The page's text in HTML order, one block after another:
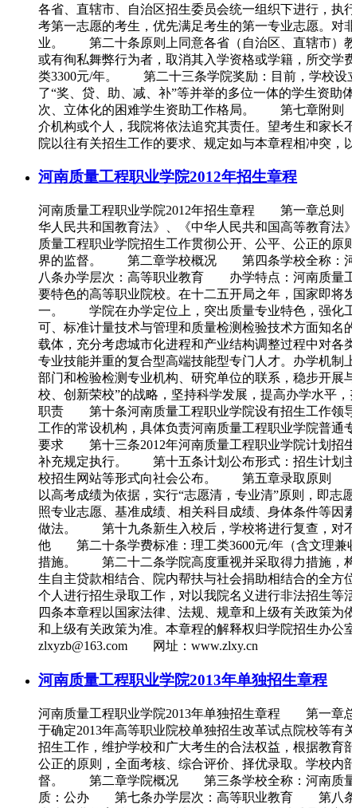
各省、直辖市、自治区招生委员会统一组织下进行，
考第一志愿的考生，优先满足考生的第一专业志愿。
业。 第二十条原则上同意各省（自治区、直辖市）
或有徇私舞弊行为者，取消其入学资格或学籍，所
类3300元/年。 第二十三条学院奖励：目前，学校设
了“奖、贷、助、减、补”等并举的多位一体的学生资
次、立体化的困难学生资助工作格局。 第七章附则
介机构或个人，我院将依法追究其责任。望考生和家
院以往有关招生工作的要求、规定如与本章程相冲突
河南质量工程职业学院2012年招生章程
河南质量工程职业学院2012年招生章程 第一章总则
华人民共和国教育法》、《中华人民共和国高等教
质量工程职业学院招生工作贯彻公开、公平、公正的
界的监督。 第二章学校概况 第四条学校全称：
八条办学层次：高等职业教育 办学特点：河南质量
要特色的高等职业院校。在十二五开局之年，国家即将
一。 学院在办学定位上，突出质量专业特色，强化工
可、标准计量技术与管理和质量检测检验技术方面知
载体，充分考虑城市化进程和产业结构调整过程中对
专业技能并重的复合型高端技能型专门人才。办学机
部门和检验检测专业机构、研究单位的联系，稳步开
校、创新荣校”的战略，坚持科学发展，提高办学水
职责 第十条河南质量工程职业学院设有招生工作领
工作的常设机构，具体负责河南质量工程职业学院
要求 第十三条2012年河南质量工程职业学院计划招
补充规定执行。 第十五条计划公布形式：招生计划主
校招生网站等形式向社会公布。 第五章录取原则
以高考成绩为依据，实行“志愿清，专业清”原则，即
照专业志愿、基准成绩、相关科目成绩、身体条件等
做法。 第十九条新生入校后，学校将进行复查，对
他 第二十条学费标准：理工类3600元/年（含文理兼
措施。 第二十二条学院高度重视并采取得力措施，构
生自主贷款相结合、院内帮扶与社会捐助相结合的
个人进行招生录取工作，对以我院名义进行非法招生
四条本章程以国家法律、法规、规章和上级有关政策
和上级有关政策为准。本章程的解释权归学院招生
zlxyzb@163.com 网址：www.zlxy.cn
河南质量工程职业学院2013年单独招生章程
河南质量工程职业学院2013年单独招生章程 第一章
于确定2013年高等职业院校单独招生改革试点院校等有
招生工作，维护学校和广大考生的合法权益，根据教
公正的原则，全面考核、综合评价、择优录取。学校
督。 第二章学院概况 第三条学校全称：河南质
质：公办 第七条办学层次：高等职业教育 第八条办